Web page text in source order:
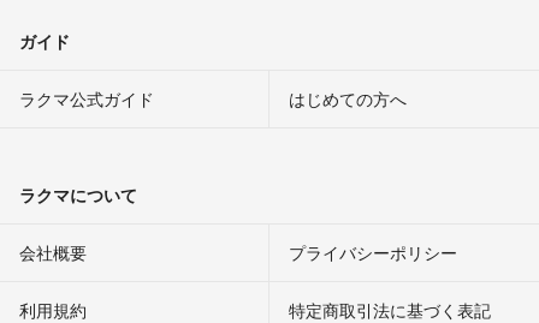
ガイド
ラクマ公式ガイド はじめての方へ
ラクマについて
会社概要 プライバシーポリシー
利用規約 特定商取引法に基づく表記